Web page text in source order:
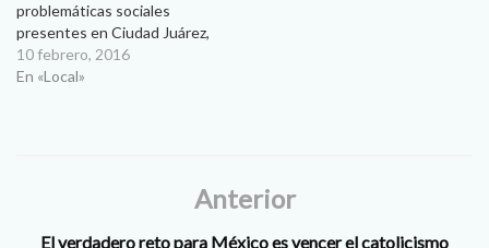
problemáticas sociales
presentes en Ciudad Juárez,
que el Papa Francisco ha
querido acompañar en su
10 febrero, 2016
En «Local»
Anterior
El verdadero reto para México es vencer el catolicismo